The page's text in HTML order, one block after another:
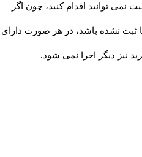
توانید اقدام کنید، چون اگر
نشده باشد، در هر صورت دارای
دیگر اجرا نمی شود.